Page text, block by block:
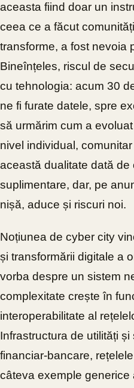
aceasta fiind doar un
ceea ce a făcut
transforme, a fost nevoia
Bineînțeles, riscul de
cu tehnologia: acum 30
ne fi furate datele, spre
să urmărim cum a
nivel individual,
această dualitate dată
suplimentare, dar, pe
nișă, aduce și riscuri noi.
Noțiunea de cyber city
și transformării digitale a
vorba despre un sistem
complexitate crește în
interoperabilitate al
Infrastructura de utilități
financiar-bancare,
câteva exemple generice